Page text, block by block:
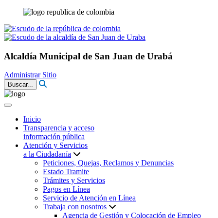
Alcaldía Municipal de San Juan de Urabá
Administrar Sitio
Buscar...
Inicio
Transparencia y acceso
información pública
Atención y Servicios
a la Ciudadanía
Peticiones, Quejas, Reclamos y Denuncias
Estado Tramite
Trámites y Servicios
Pagos en Línea
Servicio de Atención en Línea
Trabaja con nosotros
Agencia de Gestión y Colocación de Empleo